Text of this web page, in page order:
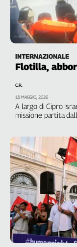
Spi
Inca
Caaf
Speciali
G8
sangue
120
anni
Cgil
Collettiva
Academy
Collettiva
Play
Rubriche
INTERNAZIONALE
Flotilla,
A largo di Cipro
missione partita
C.R.
18 MAGGIO, 2026